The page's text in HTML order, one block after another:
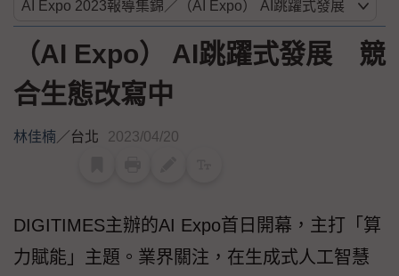
（AI Expo） AI跳躍式發展 競
合生態改寫中
林佳楠／台北 2023/04/20
DIGITIMES主辦的AI Expo首日開幕，主打「算
力賦能」主題。業界關注，在生成式人工智慧